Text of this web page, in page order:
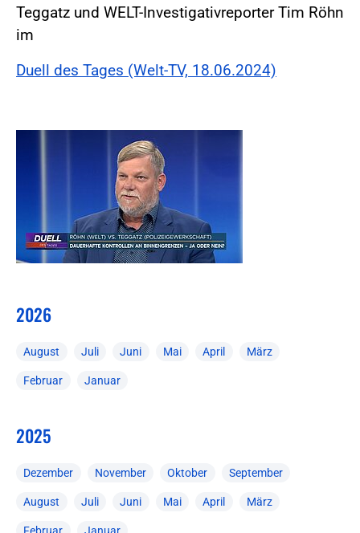
Teggatz und WELT-Investigativreporter Tim Röhn
im
Duell des Tages (Welt-TV, 18.06.2024)
2026
August Juli Juni Mai April März
Februar Januar
2025
Dezember November Oktober September
August Juli Juni Mai April März